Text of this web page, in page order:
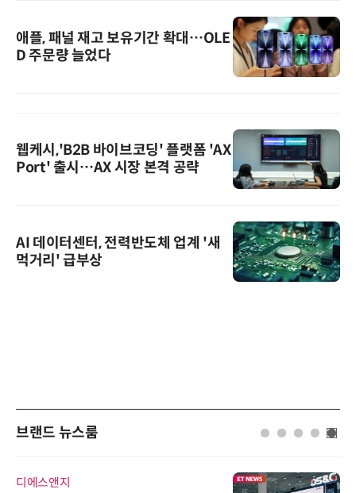
애플, 패널 재고 보유기간 확대…OLE
D 주문량 늘었다
웹케시,'B2B 바이브코딩' 플랫폼 'AX
Port' 출시…AX 시장 본격 공략
AI 데이터센터, 전력반도체 업계 '새
먹거리' 급부상
브랜드 뉴스룸
디에스앤지